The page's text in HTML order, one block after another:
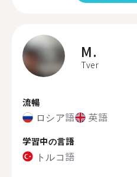
M.
Tver
流暢
ロシア語 英語
学習中の言語
トルコ語